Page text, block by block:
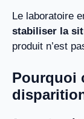
Le laboratoire
stabiliser la
produit n’est
Pourquoi